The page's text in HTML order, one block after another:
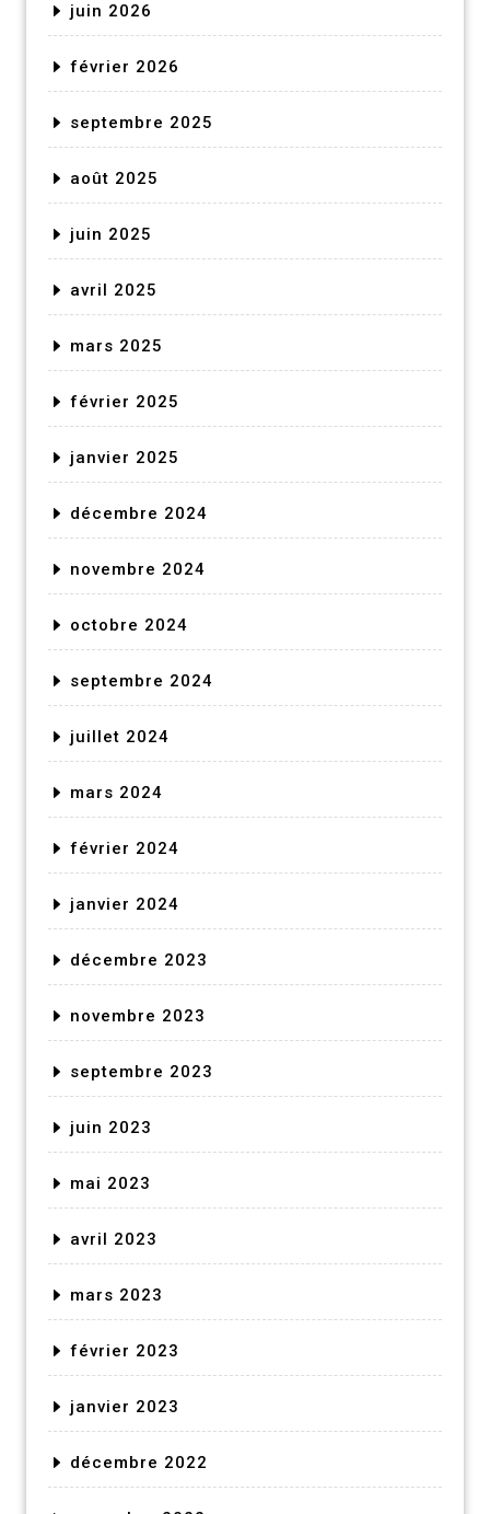
juin 2026
février 2026
septembre 2025
août 2025
juin 2025
avril 2025
mars 2025
février 2025
janvier 2025
décembre 2024
novembre 2024
octobre 2024
septembre 2024
juillet 2024
mars 2024
février 2024
janvier 2024
décembre 2023
novembre 2023
septembre 2023
juin 2023
mai 2023
avril 2023
mars 2023
février 2023
janvier 2023
décembre 2022